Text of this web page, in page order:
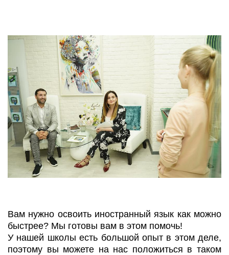
Вам нужно освоить иностранный язык как можно
быстрее? Мы готовы вам в этом помочь!
У нашей школы есть большой опыт в этом деле,
поэтому вы можете на нас положиться в таком